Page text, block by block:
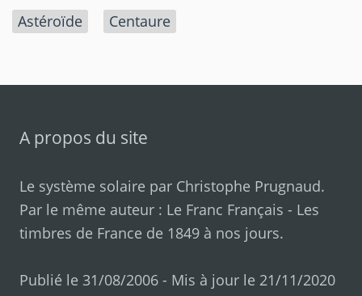
Astéroïde Centaure
A propos du site
Le système solaire par Christophe Prugnaud.
Par le même auteur : Le Franc Français - Les
timbres de France de 1849 à nos jours.
Publié le 31/08/2006 - Mis à jour le 21/11/2020